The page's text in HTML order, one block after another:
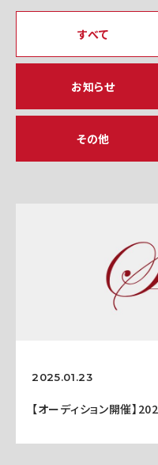
すべて
お知らせ
その他
2025.01.23
【オーディション開催】